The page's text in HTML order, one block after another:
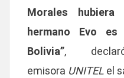
Morales
hermano Evo
Bolivia”,
emisora UNITEL el